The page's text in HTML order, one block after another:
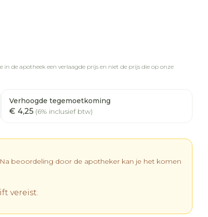
de apotheek een verlaagde prijs en niet de prijs die op onze
Verhoogde tegemoetkoming
€ 4,25 (6% inclusief btw)
beoordeling door de apotheker kan je het komen
vereist.